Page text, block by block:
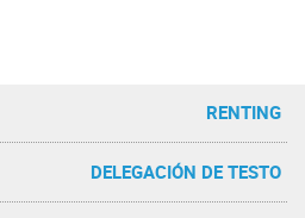
RENTING
DELEGACIÓN DE TESTO